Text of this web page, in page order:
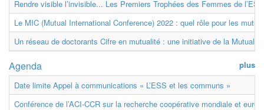
Rendre visible l’invisible... Les Premiers Trophées des Femmes de
Le MIC (Mutual International Conference) 2022 : quel rôle pour les
Un réseau de doctorants Cifre en mutualité : une initiative de la
plus
Agenda
Date limite Appel à communications « L’ESS et les communs »
Conférence de l’ACI-CCR sur la recherche coopérative mondiale et